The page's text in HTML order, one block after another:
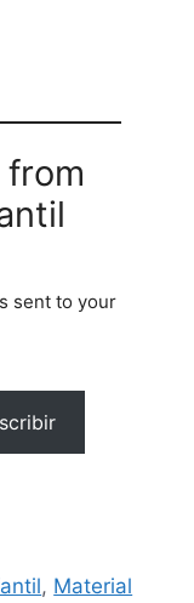
from
sent to your
, Material